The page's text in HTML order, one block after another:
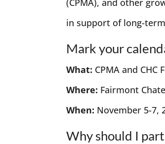
(CPMA), and other
in support of long-
Mark your
What: CPMA and
Where: Fairmont
When: November 5-7,
Why should I